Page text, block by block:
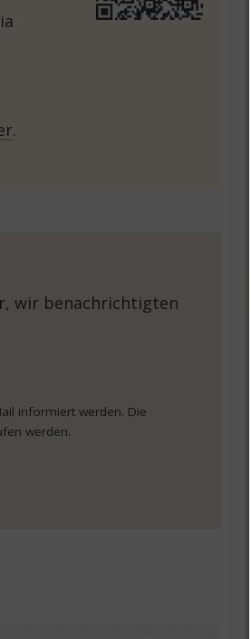
.
wir benachrichtigten
informiert werden. Die
werden.